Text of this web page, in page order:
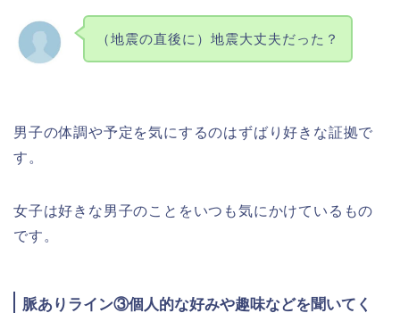
（地震の直後に）地震大丈夫だった？
男子の体調や予定を気にするのはずばり好きな証拠で
す。
女子は好きな男子のことをいつも気にかけているもの
です。
脈ありライン③個人的な好みや趣味などを聞いてく